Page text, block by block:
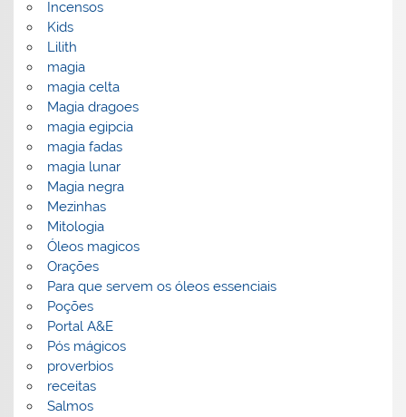
Incensos
Kids
Lilith
magia
magia celta
Magia dragoes
magia egipcia
magia fadas
magia lunar
Magia negra
Mezinhas
Mitologia
Óleos magicos
Orações
Para que servem os óleos essenciais
Poções
Portal A&E
Pós mágicos
proverbios
receitas
Salmos